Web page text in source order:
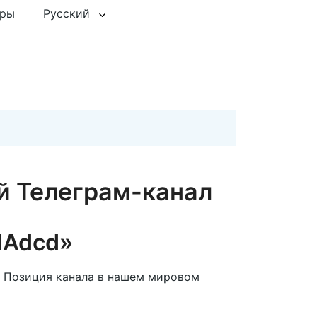
Русский
Телеграм-канал
Позиция канала в нашем мировом